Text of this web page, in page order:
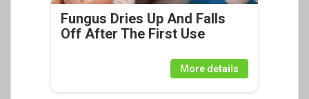
Fungus Dries Up And Falls
Off After The First Use
More details